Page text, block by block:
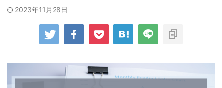
2023年11月28日